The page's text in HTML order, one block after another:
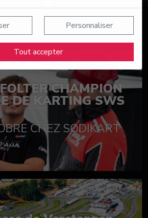
Personnaliser
Tout accepter
actualités
CHAMPION
DE KARTING SWS
CHEZ SODIKART